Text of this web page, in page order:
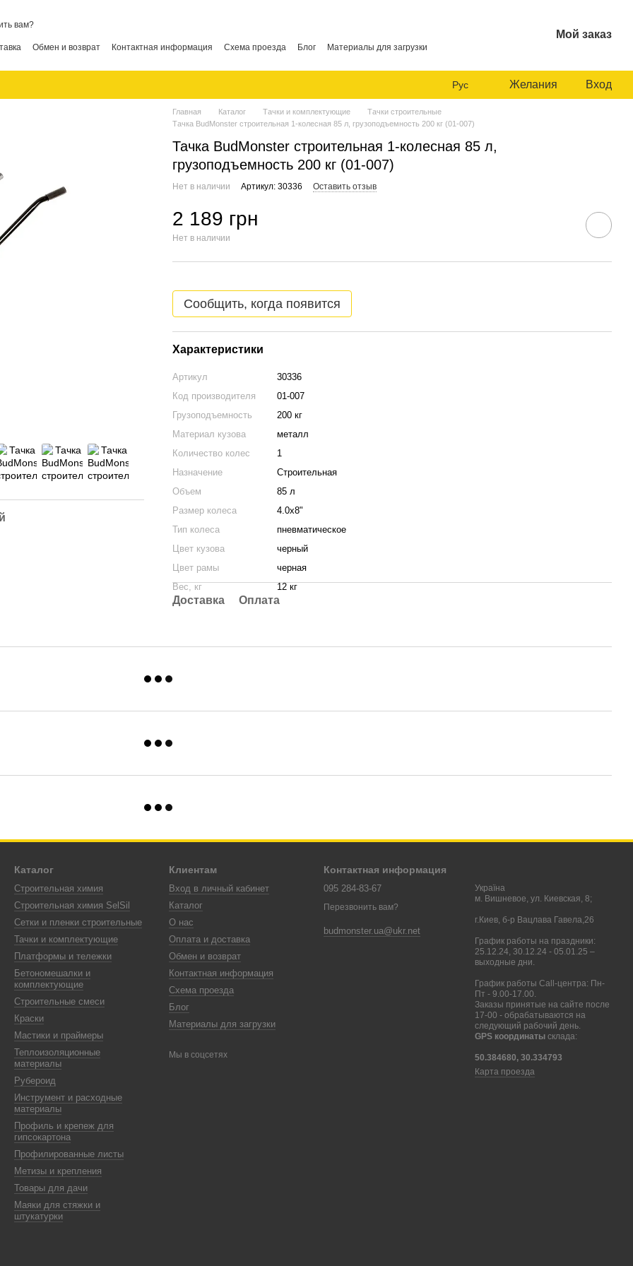
вам?
Обмен и возврат Контактная информация Схема проезда Блог Материалы для загрузки
Мой заказ
Рус Желания Вход
Главная Каталог Тачки и комплектующие
Тачки строительные
Тачка BudMonster строительная 1-колесная 85 л, грузоподъемность 200 кг (01-007)
Тачка BudMonster строительная 1-колесная 85 л,
грузоподъемность 200 кг (01-007)
Нет в наличии Артикул: 30336 Оставить отзыв
2 189 грн
Нет в наличии
Сообщить, когда появится
Характеристики
Артикул
30336
Код производителя
01-007
Грузоподъемность
200 кг
Материал кузова
металл
Количество колес
1
Назначение
Строительная
Объем
85 л
Размер колеса
4.0х8"
Тип колеса
пневматическое
Цвет кузова
черный
Цвет рамы
черная
Вес, кг
12 кг
Доставка Оплата
Каталог
Строительная химия
Строительная химия SelSil
Сетки и пленки строительные
Тачки и комплектующие
Платформы и тележки
Бетономешалки и
комплектующие
Строительные смеси
Краски
Мастики и праймеры
Теплоизоляционные
материалы
Рубероид
Инструмент и расходные
материалы
Профиль и крепеж для
гипсокартона
Профилированные листы
Метизы и крепления
Товары для дачи
Маяки для стяжки и
штукатурки
Клиентам
Вход в личный кабинет
Каталог
О нас
Оплата и доставка
Обмен и возврат
Контактная информация
Схема проезда
Блог
Материалы для загрузки
Мы в соцсетях
Контактная информация
095 284-83-67
Перезвонить вам?
budmonster.ua@ukr.net
Україна
м. Вишневое, ул. Киевская, 8;
г.Киев, б-р Вацлава Гавела,26
График работы на праздники:
25.12.24, 30.12.24 - 05.01.25 –
выходные дни.
График работы Call-центра: Пн-
Пт - 9.00-17.00.
Заказы принятые на сайте после
17-00 - обрабатываются на
следующий рабочий день.
GPS координаты склада:
50.384680, 30.334793
Карта проезда